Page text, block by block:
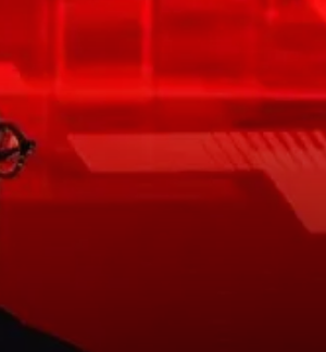
analfabetë funksionalë
Kryeziu e VV-së: Posti i presidentit nuk
duhet t’i takojë LDK-së
Pozhari: Albin Kurti duhet t’ia japë
presidentin opozitës, kështu tregohet